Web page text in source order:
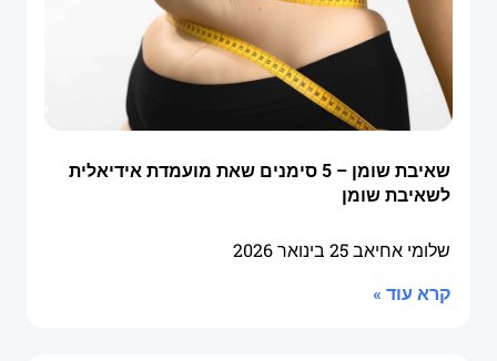
שאיבת שומן – 5 סימנים שאת מועמדת אידיאלית
לשאיבת שומן
שלומי אחיאב25 בינואר 2026
קרא עוד »